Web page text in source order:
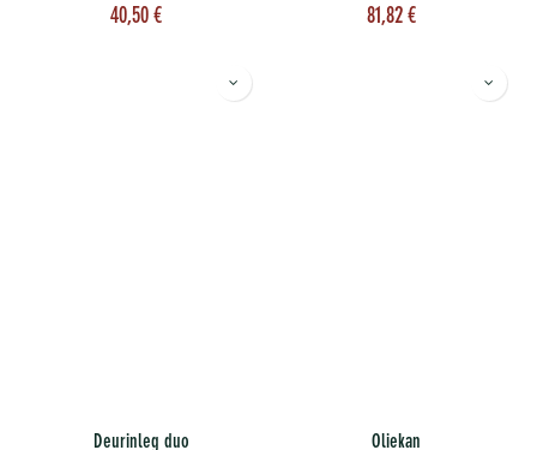
40,50 € 81,82 €
Deurinleg duo Oliekan